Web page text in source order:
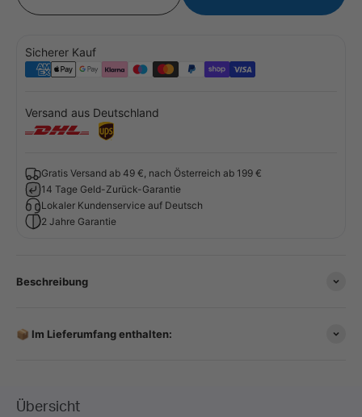
Sicherer Kauf
Versand aus Deutschland
Gratis Versand ab 49 €, nach Österreich ab 199 €
14 Tage Geld-Zurück-Garantie
Lokaler Kundenservice auf Deutsch
2 Jahre Garantie
Beschreibung
📦 Im Lieferumfang enthalten: